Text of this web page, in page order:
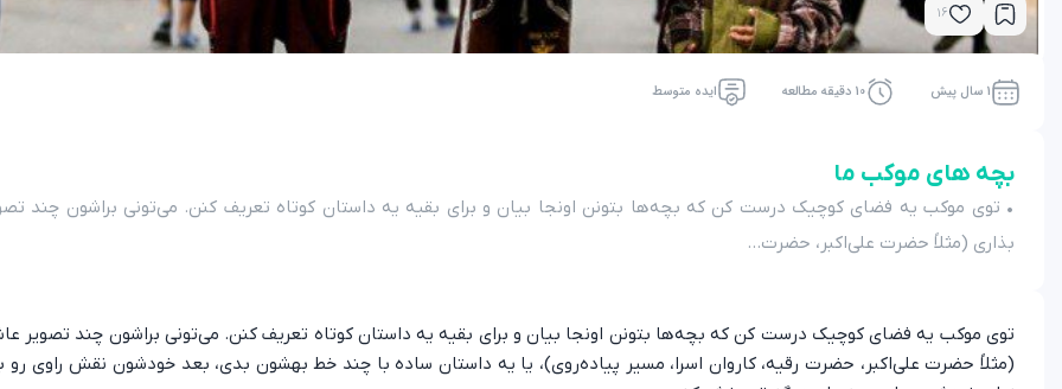
16
1 سال پیش 10 دقیقه مطالعه ایده متوسط
بچه های موکب ما
• توی موکب یه فضای کوچیک درست کن که بچه‌ها بتونن اونجا بیان و برای بقیه یه داستان کوتاه تعریف کنن. می‌تونی براشون چند
بذاری (مثلاً حضرت علی‌اکبر، حضرت...
توی موکب یه فضای کوچیک درست کن که بچه‌ها بتونن اونجا بیان و برای بقیه یه داستان کوتاه تعریف کنن. می‌تونی براشون چند تصویر
(مثلاً حضرت علی‌اکبر، حضرت رقیه، کاروان اسرا، مسیر پیاده‌روی)، یا یه داستان ساده با چند خط بهشون بدی، بعد خودشون نقش راوی رو